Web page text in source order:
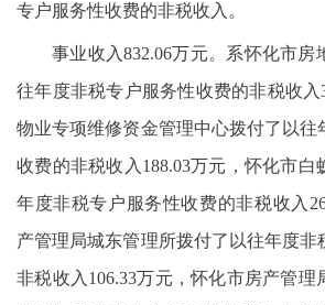
专户服务性收费的非税收入。
事业收入832.06万元。系怀化市房
往年度非税专户服务性收费的非税收入
物业专项维修资金管理中心拨付了以往
收费的非税收入188.03万元，怀化市白
年度非税专户服务性收费的非税收入
产管理局城东管理所拨付了以往年度非
非税收入106.33万元，怀化市房产管理